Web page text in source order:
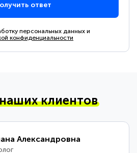
ответ
персональных данных и
конфиденциальности
клиентов
Александровна